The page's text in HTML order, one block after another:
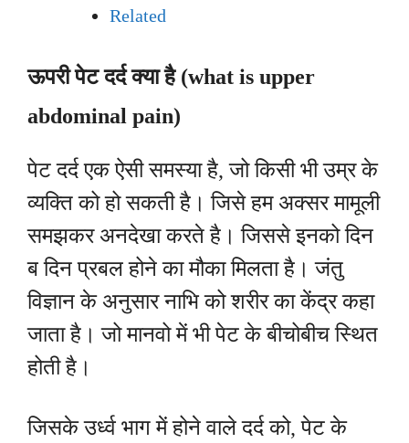
Related
ऊपरी पेट दर्द क्या है (what is upper
abdominal pain)
पेट दर्द एक ऐसी समस्या है, जो किसी भी उम्र के
व्यक्ति को हो सकती है। जिसे हम अक्सर मामूली
समझकर अनदेखा करते है। जिससे इनको दिन
ब दिन प्रबल होने का मौका मिलता है। जंतु
विज्ञान के अनुसार नाभि को शरीर का केंद्र कहा
जाता है। जो मानवो में भी पेट के बीचोबीच स्थित
होती है।
जिसके उर्ध्व भाग में होने वाले दर्द को, पेट के